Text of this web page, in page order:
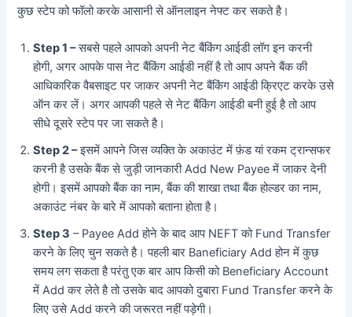
कुछ स्टेप को फॉलो करके आसानी से ऑनलाइन नेफ्ट कर सकते है।
Step 1 –सबसे पहले आपको अपनी नेट बैंकिंग आईडी लॉग इन करनी
होगी, अगर आपके पास नेट बैंकिंग आईडी नहीं है तो आप अपने बैंक की
आधिकारिक वैबसाइट पर जाकर अपनी नेट बैंकिंग आईडी क्रिएट करके उसे
ऑन कर लें। अगर आपकी पहले से नेट बैंकिंग आईडी बनी हुई है तो आप
सीधे दूसरे स्टेप पर जा सकते है।
Step 2 –इसमें आपने जिस व्यक्ति के अकाउंट में फ़ंड यां रकम ट्रान्सफर
करनी है उसके बैंक से जुड़ी जानकारी Add New Payee में जाकर देनी
होगी। इसमें आपको बैंक का नाम, बैंक की शाखा तथा बैंक होल्डर का नाम,
अकाउंट नंबर के बारे में आपको बताना होता है।
Step 3 – Payee Add होने के बाद आप NEFT को Fund Transfer
करने के लिए चुन सकते है। पहली बार Baneficiary Add होन में कुछ
समय लग सकता है परंतु एक बार आप किसी को Beneficiary Account
में Add कर लेते है तो उसके बाद आपको दुबारा Fund Transfer करने के
लिए उसे Add करने की जरूरत नहीं पड़ेगी।